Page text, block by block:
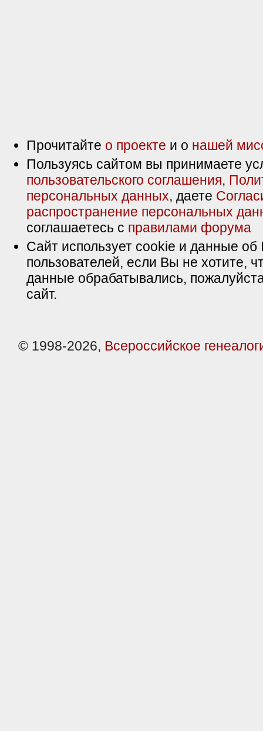
Прочитайте о проекте и о нашей
Пользуясь сайтом вы принимаете
пользовательского соглашения,
персональных данных, даете
распространение персональных
соглашаетесь с правилами форума
Сайт использует cookie и данные об
пользователей, если Вы не хотите,
данные обрабатывались,
сайт.
© 1998-2026, Всероссийское